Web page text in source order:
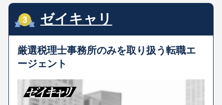
ゼイキャリ
厳選税理士事務所のみを取り扱う転職エ
ージェント